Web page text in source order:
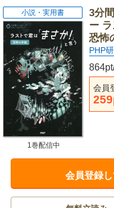
3分
ー
恐怖
PHP
会員
小説・実用書
1巻配信中
会員登録し